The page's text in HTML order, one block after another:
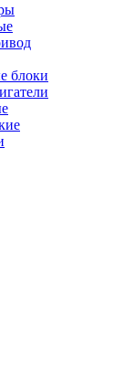
блоки